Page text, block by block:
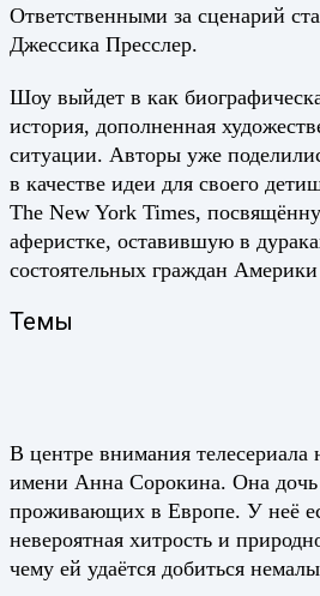
Ответственными за сценарий
Джессика Пресслер.
Шоу выйдет в как
история, дополненная
ситуации. Авторы уже
в качестве идеи для своего
The New York Times,
аферистке, оставившую в
состоятельных граждан
Темы
В центре внимания телесериала
имени Анна Сорокина. Она дочь
проживающих в Европе. У неё
невероятная хитрость и
чему ей удаётся добиться